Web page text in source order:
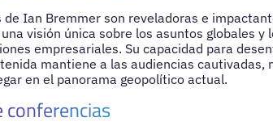
de Ian Bremmer son reveladoras e
visión única sobre los asuntos globales y
empresariales. Su capacidad para
mantiene a las audiencias
en el panorama geopolítico actual.
conferencias